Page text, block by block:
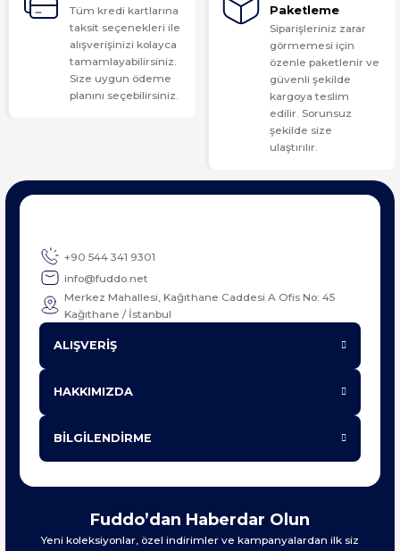
Tüm kredi kartlarına
taksit seçenekleri ile
alışverişinizi kolayca
tamamlayabilirsiniz.
Size uygun ödeme
planını seçebilirsiniz.
Paketleme
Siparişleriniz zarar
görmemesi için
özenle paketlenir ve
güvenli şekilde
kargoya teslim
edilir. Sorunsuz
şekilde size
ulaştırılır.
+90 544 341 9301
info@fuddo.net
Merkez Mahallesi, Kağıthane Caddesi A Ofis No: 45
Kağıthane / İstanbul
ALIŞVERİŞ
HAKKIMIZDA
BİLGİLENDİRME
Fuddo’dan Haberdar Olun
Yeni koleksiyonlar, özel indirimler ve kampanyalardan ilk siz